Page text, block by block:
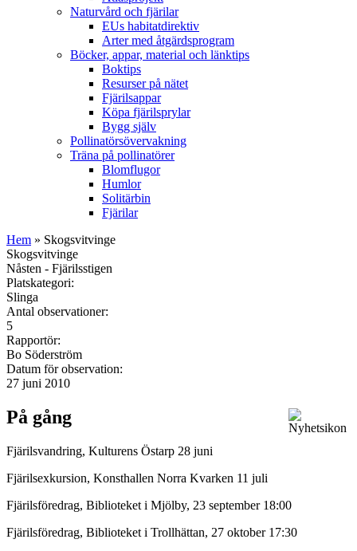
Naturvård och fjärilar
EUs habitatdirektiv
Arter med åtgärdsprogram
Böcker, appar, material och länktips
Boktips
Resurser på nätet
Fjärilsappar
Köpa fjärilsprylar
Bygg själv
Pollinatörsövervakning
Träna på pollinatörer
Blomflugor
Humlor
Solitärbin
Fjärilar
Hem » Skogsvitvinge
Skogsvitvinge
Nåsten - Fjärilsstigen
Platskategori:
Slinga
Antal observationer:
5
Rapportör:
Bo Söderström
Datum för observation:
27 juni 2010
På gång
Fjärilsvandring, Kulturens Östarp 28 juni
Fjärilsexkursion, Konsthallen Norra Kvarken 11 juli
Fjärilsföredrag, Biblioteket i Mjölby, 23 september 18:00
Fjärilsföredrag, Biblioteket i Trollhättan, 27 oktober 17:30